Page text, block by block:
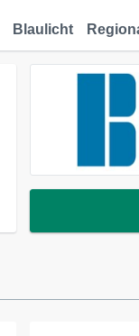
Blaulicht